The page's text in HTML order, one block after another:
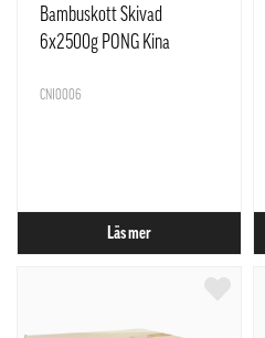
Bambuskott Skivad
6x2500g PONG Kina
CNI0006
Läs mer